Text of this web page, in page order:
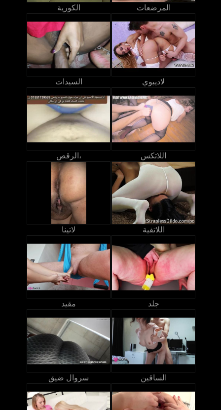
الكورية المرضعات
السيدات لاديبوي
الرقص، اللاتكس
لاتينا اللاتفية
مقيد جلد
سروال ضيق الساقين